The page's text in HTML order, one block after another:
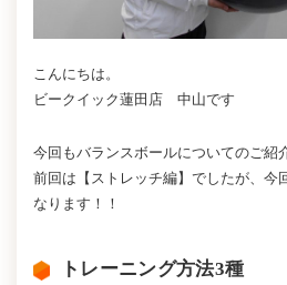
こんにちは。
ビークイック蓮田店 中山です
今回もバランスボールについてのご紹
前回は【ストレッチ編】でしたが、今
なります！！
トレーニング方法3種